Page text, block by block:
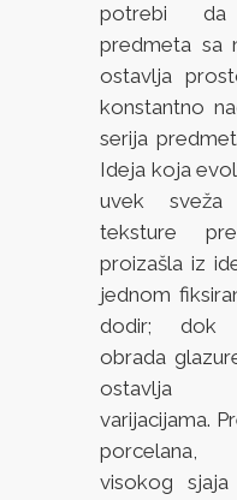
potrebi da
predmeta sa
ostavlja
konstantno
serija
Ideja koja
uvek
teksture
proizašla iz
jednom
dodir; dok
obrada
varijacijama.
porcelana,
visokog